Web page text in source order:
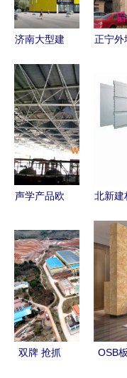
济南大型建
装修采购必
读
正宁外
出厂
析 铝
材以
声学产品欧
吸声体2 特
性、厂家与
价格解析
北新建
双牌 抢抓
OSB